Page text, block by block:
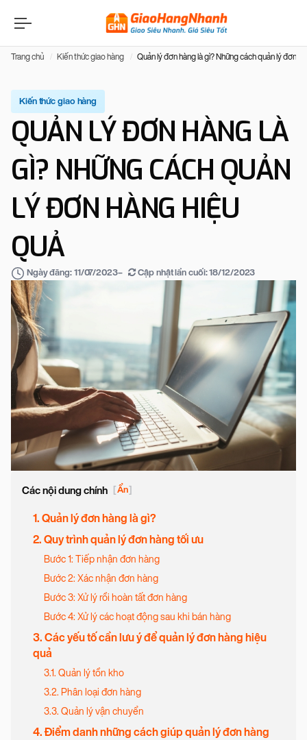
Trang chủ Kiến thức giao hàng Quản lý đơn hàng là gì? Những cách quản lý đơn
Kiến thức giao hàng
QUẢN LÝ ĐƠN HÀNG LÀ
GÌ? NHỮNG CÁCH QUẢN
LÝ ĐƠN HÀNG HIỆU
QUẢ
Ngày đăng: 11/07/2023– Cập nhật lần cuối:18/12/2023
Các nội dung chính [Ẩn]
1. Quản lý đơn hàng là gì?
2. Quy trình quản lý đơn hàng tối ưu
Bước 1: Tiếp nhận đơn hàng
Bước 2: Xác nhận đơn hàng
Bước 3: Xử lý rồi hoàn tất đơn hàng
Bước 4: Xử lý các hoạt động sau khi bán hàng
3. Các yếu tố cần lưu ý để quản lý đơn hàng hiệu
quả
3.1. Quản lý tồn kho
3.2. Phân loại đơn hàng
3.3. Quản lý vận chuyển
4. Điểm danh những cách giúp quản lý đơn hàng